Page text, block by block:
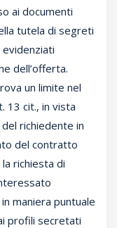
ai documenti
tutela di segreti
dell’offerta.
un limite nel
13 cit., in vista
richiedente in
del contratto
richiesta di
maniera puntuale
profili secretati